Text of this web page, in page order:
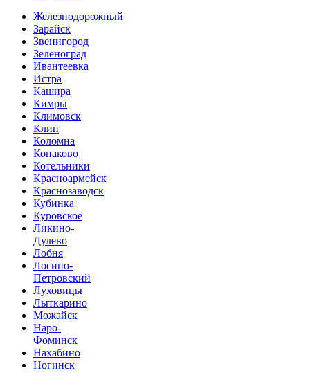
Железнодорожный
Зарайск
Звенигород
Зеленоград
Ивантеевка
Истра
Кашира
Кимры
Климовск
Клин
Коломна
Конаково
Котельники
Красноармейск
Краснозаводск
Кубинка
Куровское
Ликино-
Дулево
Лобня
Лосино-
Петровский
Луховицы
Лыткарино
Можайск
Наро-
Фоминск
Нахабино
Ногинск